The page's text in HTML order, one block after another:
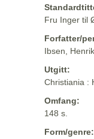
Fru Inger til
Forfatter/
Ibsen,
Utgitt:
Christiania :
Omfang:
148 s.
Form/genre: